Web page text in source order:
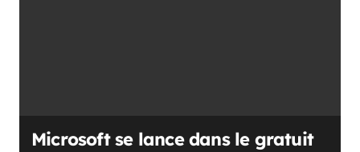
Microsoft se lance dans le gratuit